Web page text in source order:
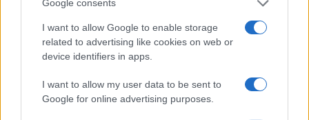
Google consents
I want to allow Google to enable storage
related to advertising like cookies on web or
device identifiers in apps.
I want to allow my user data to be sent to
Google for online advertising purposes.
Κουκάκι: Μόνο… πλημμελήματα είδε ο
εισαγγελέας! Ελεύθερη η κόρη του ηθοποιού